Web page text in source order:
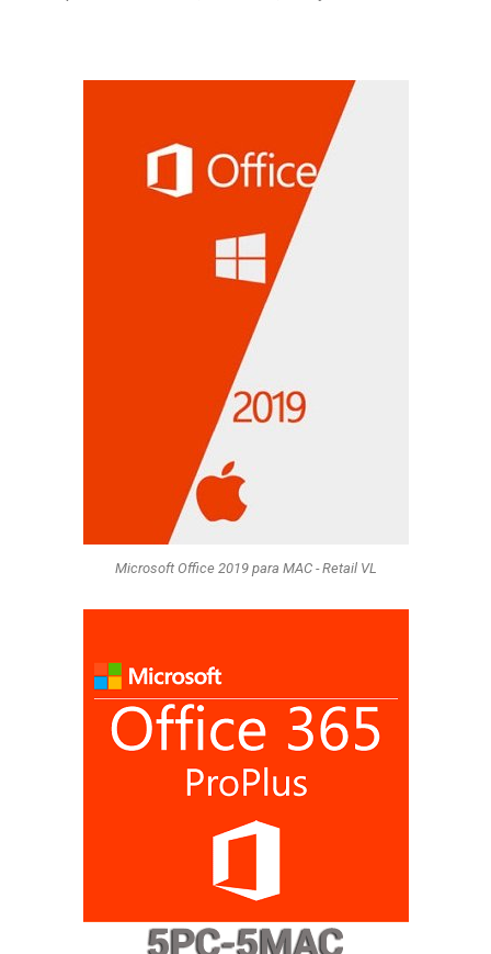
Microsoft Office 2019 para MAC - Retail VL